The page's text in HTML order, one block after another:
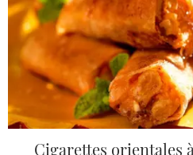
Cigarettes orientales